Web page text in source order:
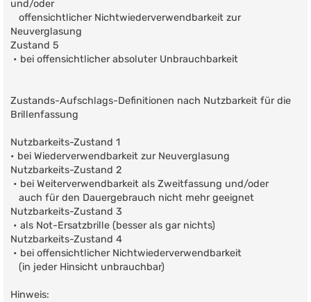
und/oder
offensichtlicher Nichtwiederverwendbarkeit zur
Neuverglasung
Zustand 5
• bei offensichtlicher absoluter Unbrauchbarkeit
Zustands-Aufschlags-Definitionen nach Nutzbarkeit für die
Brillenfassung
Nutzbarkeits-Zustand 1
• bei Wiederverwendbarkeit zur Neuverglasung
Nutzbarkeits-Zustand 2
• bei Weiterverwendbarkeit als Zweitfassung und/oder
auch für den Dauergebrauch nicht mehr geeignet
Nutzbarkeits-Zustand 3
• als Not-Ersatzbrille (besser als gar nichts)
Nutzbarkeits-Zustand 4
• bei offensichtlicher Nichtwiederverwendbarkeit
(in jeder Hinsicht unbrauchbar)
Hinweis: